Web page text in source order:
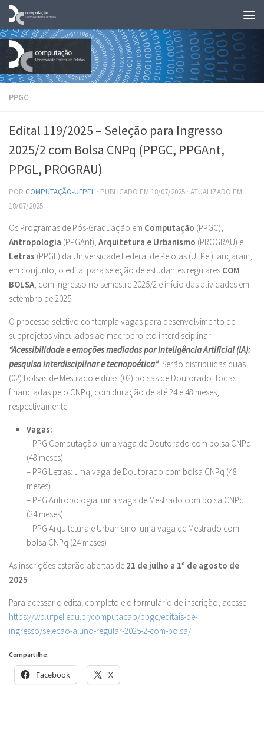
Skip to content
PPGC
Edital 119/2025 – Seleção para Ingresso
2025/2 com Bolsa CNPq (PPGC, PPGAnt,
PPGL, PROGRAU)
POR COMPUTAÇÃO-UFPEL · PUBLICADO EM 18/07/2025 · ATUALIZADO EM
18/07/2025
Os Programas de Pós-Graduação em Computação (PPGC),
Antropologia (PPGAnt), Arquitetura e Urbanismo (PROGRAU) e
Letras (PPGL) da Universidade Federal de Pelotas (UFPel) lançaram,
em conjunto, o edital para seleção de estudantes regulares COM
BOLSA, com ingresso no semestre 2025/2 e início das atividades em
setembro de 2025.
O processo seletivo contempla vagas para desenvolvimento de
subprojetos vinculados ao macroprojeto interdisciplinar
“Acessibilidade e emoções mediadas por Inteligência Artificial (IA):
pesquisa interdisciplinar e tecnopoética”. Serão distribuídas duas
(02) bolsas de Mestrado e duas (02) bolsas de Doutorado, todas
financiadas pelo CNPq, com duração de até 24 e 48 meses,
respectivamente.
Vagas:
– PPG Computação: uma vaga de Doutorado com bolsa CNPq
(48 meses)
– PPG Letras: uma vaga de Doutorado com bolsa CNPq (48
meses)
– PPG Antropologia: uma vaga de Mestrado com bolsa CNPq
(24 meses)
– PPG Arquitetura e Urbanismo: uma vaga de Mestrado com
bolsa CNPq (24 meses)
As inscrições estarão abertas de 21 de julho a 1º de agosto de
2025
Para acessar o edital completo e o formulário de inscrição, acesse:
https://wp.ufpel.edu.br/computacao/ppgc/editais-de-
ingresso/selecao-aluno-regular-2025-2-com-bolsa/.
Compartilhe:
Facebook X